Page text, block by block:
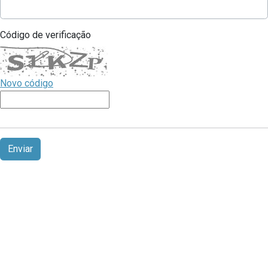
Código de verificação
Novo código